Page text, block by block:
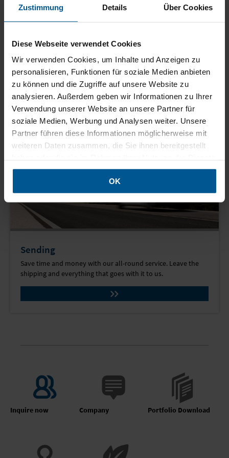
Zustimmung Details Über Cookies
Diese Webseite verwendet Cookies
Wir verwenden Cookies, um Inhalte und Anzeigen zu
personalisieren, Funktionen für soziale Medien anbieten
zu können und die Zugriffe auf unsere Website zu
analysieren. Außerdem geben wir Informationen zu Ihrer
Verwendung unserer Website an unsere Partner für
soziale Medien, Werbung und Analysen weiter. Unsere
Partner führen diese Informationen möglicherweise mit
weiteren Daten zusammen, die Sie ihnen bereitgestellt
gesammelt haben.
OK
Fulfilment
Our customized packages offer perfect solutions for your web
shop. It is a way to stay flexible, and to save costs.
Sending
Save time and money with our all-round service. Leave the
shipping and everything that goes with it to us.
Inquire now Company Portfolio Download